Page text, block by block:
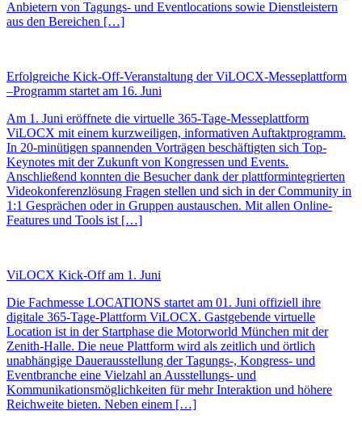
Anbietern von Tagungs- und Eventlocations sowie Dienstleistern
aus den Bereichen […]
Erfolgreiche Kick-Off-Veranstaltung der ViLOCX-Messeplattform
–Programm startet am 16. Juni
Am 1. Juni eröffnete die virtuelle 365-Tage-Messeplattform
ViLOCX mit einem kurzweiligen, informativen Auftaktprogramm.
In 20-minütigen spannenden Vorträgen beschäftigten sich Top-
Keynotes mit der Zukunft von Kongressen und Events.
Anschließend konnten die Besucher dank der plattformintegrierten
Videokonferenzlösung Fragen stellen und sich in der Community in
1:1 Gesprächen oder in Gruppen austauschen. Mit allen Online-
Features und Tools ist […]
ViLOCX Kick-Off am 1. Juni
Die Fachmesse LOCATIONS startet am 01. Juni offiziell ihre
digitale 365-Tage-Plattform ViLOCX. Gastgebende virtuelle
Location ist in der Startphase die Motorworld München mit der
Zenith-Halle. Die neue Plattform wird als zeitlich und örtlich
unabhängige Dauerausstellung der Tagungs-, Kongress- und
Eventbranche eine Vielzahl an Ausstellungs- und
Kommunikationsmöglichkeiten für mehr Interaktion und höhere
Reichweite bieten. Neben einem […]